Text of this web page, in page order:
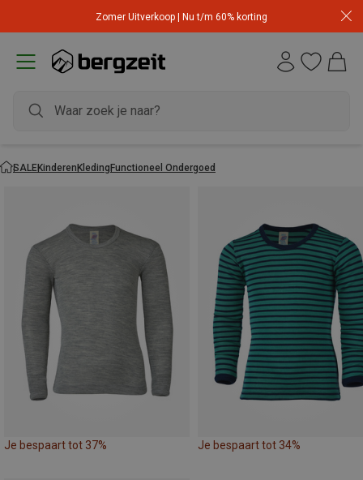
Zomer Uitverkoop | Nu t/m 60% korting
SALEKinderenKledingFunctioneel Ondergoed
Je bespaart tot 37% Je bespaart tot 34%